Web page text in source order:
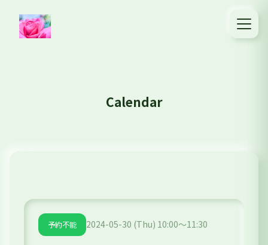
Calendar
予約不能 2024-05-30 (Thu) 10:00～11:30